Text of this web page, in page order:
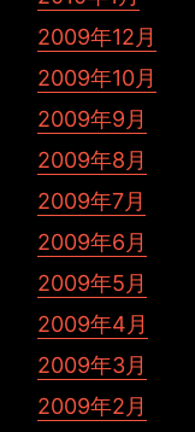
2009年12月
2009年10月
2009年9月
2009年8月
2009年7月
2009年6月
2009年5月
2009年4月
2009年3月
2009年2月